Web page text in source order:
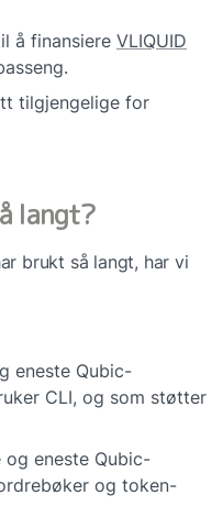
å finansiere VLIQUID
tilgjengelige for
langt?
brukt så langt, har vi
eneste Qubic-
CLI, og som støtter
og eneste Qubic-
og token-